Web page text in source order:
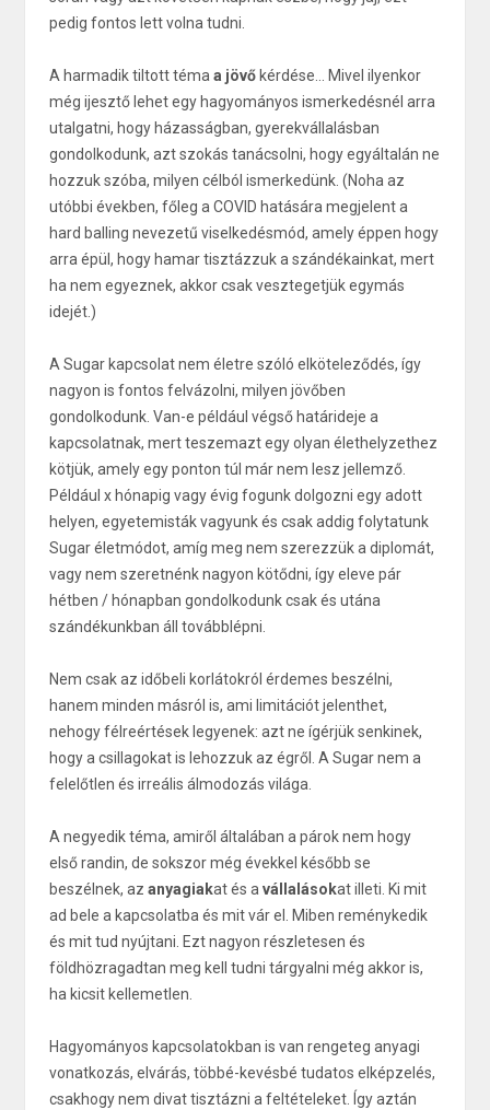
pedig fontos lett volna tudni.
A harmadik tiltott téma a jövőkérdése... Mivel ilyenkor
még ijesztő lehet egy hagyományos ismerkedésnél arra
utalgatni, hogy házasságban, gyerekvállalásban
gondolkodunk, azt szokás tanácsolni, hogy egyáltalán ne
hozzuk szóba, milyen célból ismerkedünk. (Noha az
utóbbi években, főleg a COVID hatására megjelent a
hard balling nevezetű viselkedésmód, amely éppen hogy
arra épül, hogy hamar tisztázzuk a szándékainkat, mert
ha nem egyeznek, akkor csak vesztegetjük egymás
idejét.)
A Sugar kapcsolat nem életre szóló elköteleződés, így
nagyon is fontos felvázolni, milyen jövőben
gondolkodunk. Van-e például végső határideje a
kapcsolatnak, mert teszemazt egy olyan élethelyzethez
kötjük, amely egy ponton túl már nem lesz jellemző.
Például x hónapig vagy évig fogunk dolgozni egy adott
helyen, egyetemisták vagyunk és csak addig folytatunk
Sugar életmódot, amíg meg nem szerezzük a diplomát,
vagy nem szeretnénk nagyon kötődni, így eleve pár
hétben / hónapban gondolkodunk csak és utána
szándékunkban áll továbblépni.
Nem csak az időbeli korlátokról érdemes beszélni,
hanem minden másról is, ami limitációt jelenthet,
nehogy félreértések legyenek: azt ne ígérjük senkinek,
hogy a csillagokat is lehozzuk az égről. A Sugar nem a
felelőtlen és irreális álmodozás világa.
A negyedik téma, amiről általában a párok nem hogy
első randin, de sokszor még évekkel később se
beszélnek, az anyagiakat és a vállalásokat illeti. Ki mit
ad bele a kapcsolatba és mit vár el. Miben reménykedik
és mit tud nyújtani. Ezt nagyon részletesen és
földhözragadtan meg kell tudni tárgyalni még akkor is,
ha kicsit kellemetlen.
Hagyományos kapcsolatokban is van rengeteg anyagi
vonatkozás, elvárás, többé-kevésbé tudatos elképzelés,
csakhogy nem divat tisztázni a feltételeket. Így aztán